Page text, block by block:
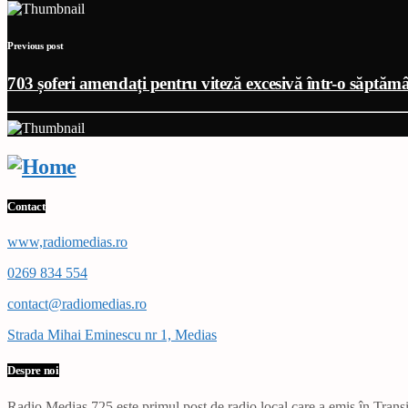
Previous post
703 șoferi amendați pentru viteză excesivă într-o
Contact
www,radiomedias.ro
0269 834 554
contact@radiomedias.ro
Strada Mihai Eminescu nr 1, Medias
Despre noi